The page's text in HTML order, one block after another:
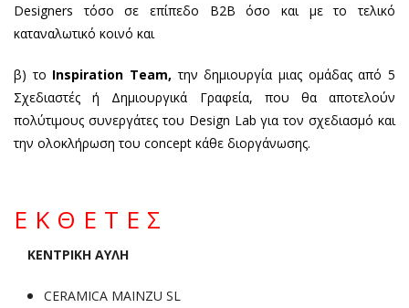
Designers τόσο σε επίπεδο Β2Β όσο και με το τελικό
καταναλωτικό κοινό και
β) το Inspiration Team,την δημιουργία μιας ομάδας από 5
Σχεδιαστές ή Δημιουργικά Γραφεία, που θα αποτελούν
πολύτιμους συνεργάτες του Design Lab για τον σχεδιασμό και
την ολοκλήρωση του concept κάθε διοργάνωσης.
ΕΚΘΕΤΕΣ
ΚΕΝΤΡΙΚΗ ΑΥΛΗ
CERAMICA MAINZU SL